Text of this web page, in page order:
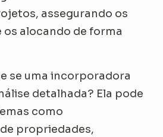
assegurando os
alocando de forma
se uma incorporadora
detalhada? Ela pode
como
propriedades,